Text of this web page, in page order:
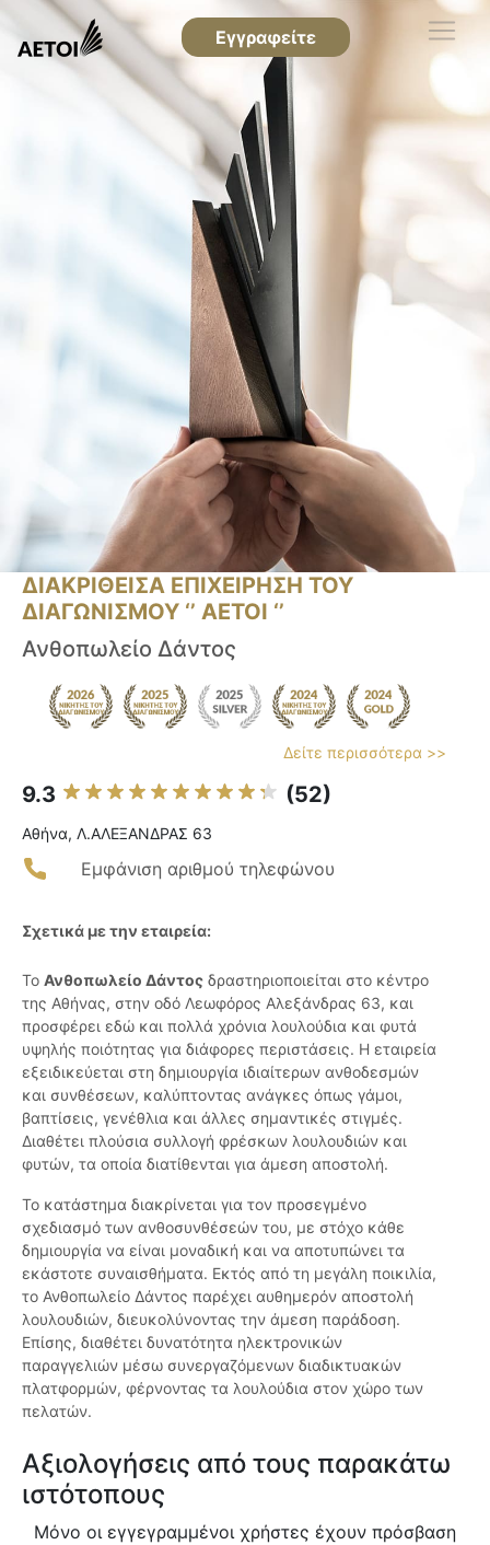
Εγγραφείτε
ΔΙΑΚΡΙΘΕΙΣΑ ΕΠΙΧΕΙΡΗΣΗ ΤΟΥ
ΔΙΑΓΩΝΙΣΜΟΥ ‘’ ΑΕΤΟΙ ‘’
Ανθοπωλείο Δάντος
Δείτε περισσότερα >>
9.3 (52)
Αθήνα, Λ.ΑΛΕΞΑΝΔΡΑΣ 63
Εμφάνιση αριθμού τηλεφώνου
Σχετικά με την εταιρεία:
Το Ανθοπωλείο Δάντος δραστηριοποιείται στο κέντρο
της Αθήνας, στην οδό Λεωφόρος Αλεξάνδρας 63, και
προσφέρει εδώ και πολλά χρόνια λουλούδια και φυτά
υψηλής ποιότητας για διάφορες περιστάσεις. Η εταιρεία
εξειδικεύεται στη δημιουργία ιδιαίτερων ανθοδεσμών
και συνθέσεων, καλύπτοντας ανάγκες όπως γάμοι,
βαπτίσεις, γενέθλια και άλλες σημαντικές στιγμές.
Διαθέτει πλούσια συλλογή φρέσκων λουλουδιών και
φυτών, τα οποία διατίθενται για άμεση αποστολή.
Το κατάστημα διακρίνεται για τον προσεγμένο
σχεδιασμό των ανθοσυνθέσεών του, με στόχο κάθε
δημιουργία να είναι μοναδική και να αποτυπώνει τα
εκάστοτε συναισθήματα. Εκτός από τη μεγάλη ποικιλία,
το Ανθοπωλείο Δάντος παρέχει αυθημερόν αποστολή
λουλουδιών, διευκολύνοντας την άμεση παράδοση.
Επίσης, διαθέτει δυνατότητα ηλεκτρονικών
παραγγελιών μέσω συνεργαζόμενων διαδικτυακών
πλατφορμών, φέρνοντας τα λουλούδια στον χώρο των
πελατών.
Αξιολογήσεις από τους παρακάτω
ιστότοπους
Μόνο οι εγγεγραμμένοι χρήστες έχουν πρόσβαση